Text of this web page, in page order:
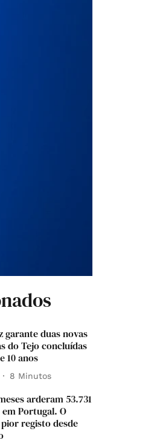
garante duas novas
do Tejo concluídas
10 anos
8 Minutos
arderam 53.731
Portugal. O
registo desde